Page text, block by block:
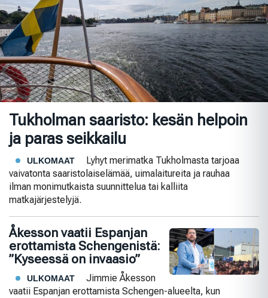
Tukholman saaristo: kesän helpoin
ja paras seikkailu
ULKOMAAT
Lyhyt merimatka Tukholmasta tarjoaa
vaivatonta saaristolaiselämää, uimalaitureita ja rauhaa
ilman monimutkaista suunnittelua tai kalliita
matkajärjestelyjä.
Åkesson vaatii Espanjan
erottamista Schengenistä:
”Kyseessä on invaasio”
ULKOMAAT
Jimmie Åkesson
vaatii Espanjan erottamista Schengen-alueelta, kun